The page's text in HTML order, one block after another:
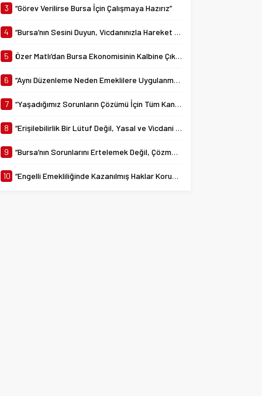
yürürlüğe giren 7538...
3 “Görev Verilirse Bursa İçin Çalışmaya Hazırız”
4 “Bursa’nın Sesini Duyun, Vicdanınızla Hareket Edin”
5 Özer Matlı’dan Bursa Ekonomisinin Kalbine Çıkarma
6 “Aynı Düzenleme Neden Emeklilere Uygulanmadı?”
7 “Yaşadığımız Sorunların Çözümü İçin Tüm Kanalları Denedik”
8 “Erişilebilirlik Bir Lütuf Değil, Yasal ve Vicdani Bir Sorumluluktur”
9 “Bursa’nın Sorunlarını Ertelemek Değil, Çözmek İçin Yola Çıktık”
10 “Engelli Emekliliğinde Kazanılmış Haklar Korunmalı, Belirsizlikler Son Bulmalı”